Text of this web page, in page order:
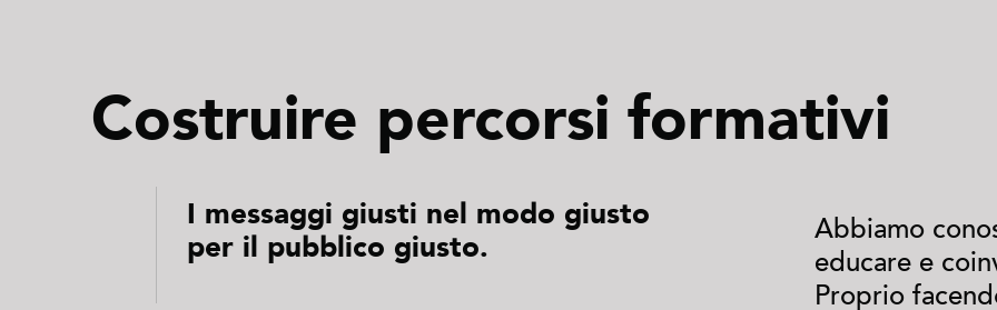
Costruire percorsi formativi
I messaggi giusti nel modo giusto
per il pubblico giusto.
Abbiamo
educare e
Proprio